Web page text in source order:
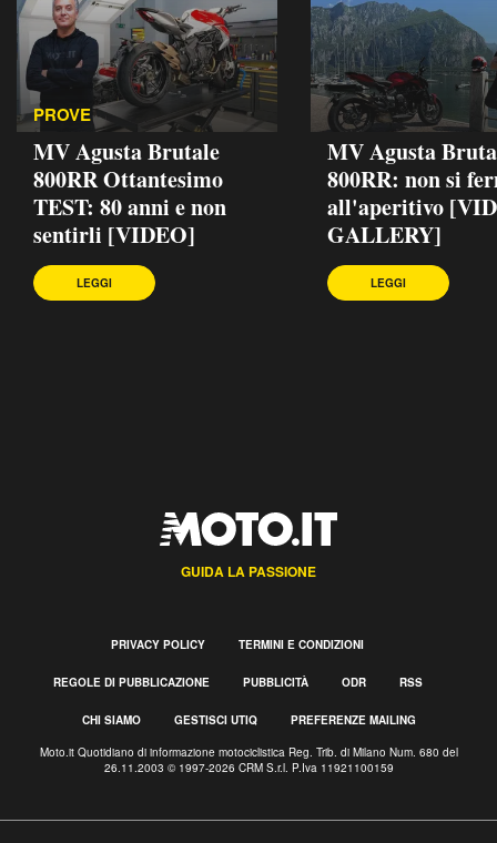
PROVE
MV Agusta Brutale
800RR Ottantesimo
TEST: 80 anni e non
sentirli [VIDEO]
LEGGI
MV Agusta
800RR: non si
all'aperitivo
GALLERY]
LEGGI
GUIDA LA PASSIONE
PRIVACY POLICY TERMINI E CONDIZIONI
REGOLE DI PUBBLICAZIONE PUBBLICITÀ ODR RSS
CHI SIAMO GESTISCI UTIQ PREFERENZE MAILING
Moto.it Quotidiano di informazione motociclistica Reg. Trib. di Milano Num. 680 del
26.11.2003 © 1997-2026 CRM S.r.l. P.Iva 11921100159